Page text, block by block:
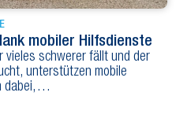
mobiler Hilfsdienste
vieles schwerer fällt und der
unterstützen mobile
dabei,…